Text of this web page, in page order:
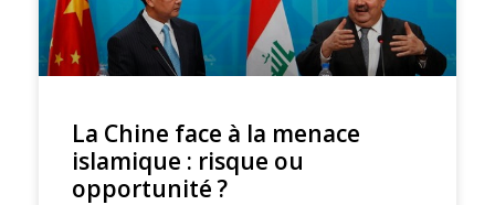
La Chine face à la menace
islamique : risque ou
opportunité ?